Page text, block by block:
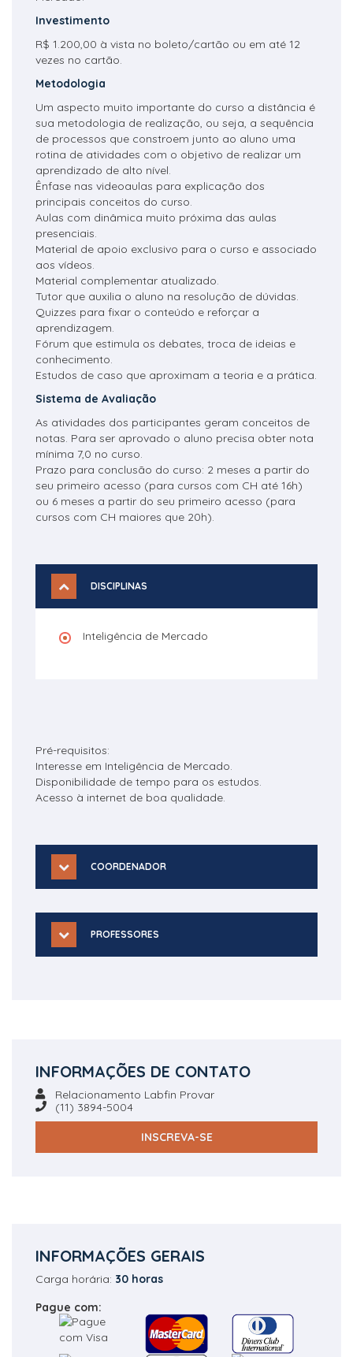
Investimento
R$ 1.200,00 à vista no boleto/cartão ou em até 12
vezes no cartão.
Metodologia
Um aspecto muito importante do curso a distância é
sua metodologia de realização, ou seja, a sequência
de processos que constroem junto ao aluno uma
rotina de atividades com o objetivo de realizar um
aprendizado de alto nível.
Ênfase nas videoaulas para explicação dos
principais conceitos do curso.
Aulas com dinâmica muito próxima das aulas
presenciais.
Material de apoio exclusivo para o curso e associado
aos vídeos.
Material complementar atualizado.
Tutor que auxilia o aluno na resolução de dúvidas.
Quizzes para fixar o conteúdo e reforçar a
aprendizagem.
Fórum que estimula os debates, troca de ideias e
conhecimento.
Estudos de caso que aproximam a teoria e a prática.
Sistema de Avaliação
As atividades dos participantes geram conceitos de
notas. Para ser aprovado o aluno precisa obter nota
mínima 7,0 no curso.
Prazo para conclusão do curso: 2 meses a partir do
seu primeiro acesso (para cursos com CH até 16h)
ou 6 meses a partir do seu primeiro acesso (para
cursos com CH maiores que 20h).
DISCIPLINAS
Inteligência de Mercado
Pré-requisitos:
Interesse em Inteligência de Mercado.
Disponibilidade de tempo para os estudos.
Acesso à internet de boa qualidade.
COORDENADOR
PROFESSORES
INFORMAÇÕES DE CONTATO
Relacionamento Labfin Provar
(11) 3894-5004
INSCREVA-SE
INFORMAÇÕES GERAIS
Carga horária: 30 horas
Pague com: